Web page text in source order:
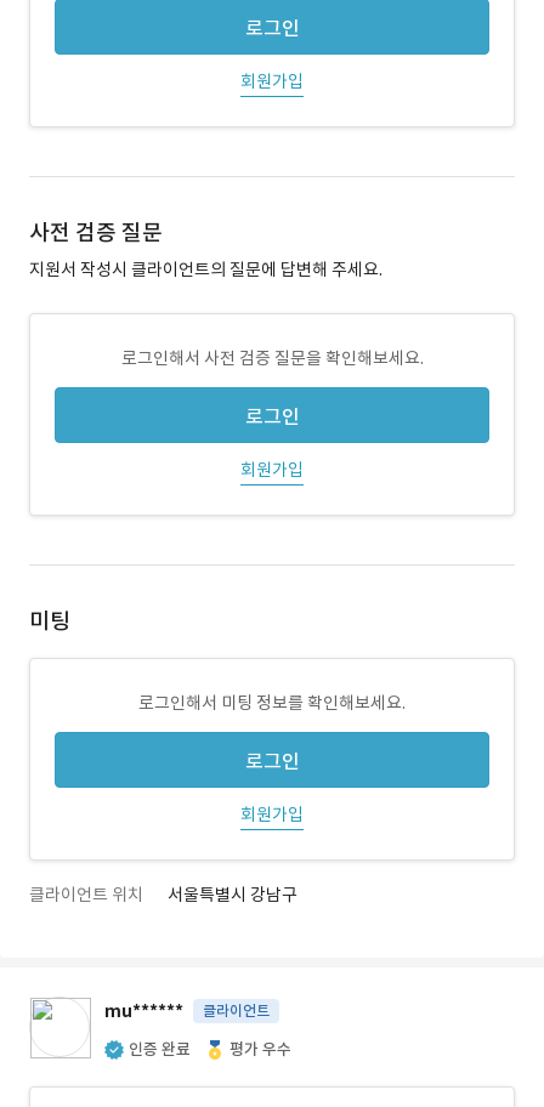
로그인
회원가입
사전 검증 질문
지원서 작성시 클라이언트의 질문에 답변해 주세요.
로그인해서 사전 검증 질문을 확인해보세요.
로그인
회원가입
미팅
로그인해서 미팅 정보를 확인해보세요.
로그인
회원가입
클라이언트 위치 서울특별시 강남구
mu****** 클라이언트
인증 완료 평가 우수